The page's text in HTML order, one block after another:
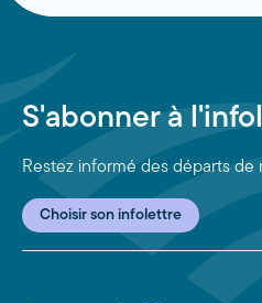
S'abonner à
Restez informé des départs de
Choisir son infolettre